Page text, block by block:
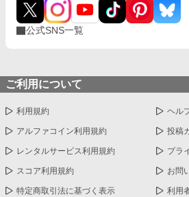
もふ魔獣（フェンリル）のルルを
年冒険者のシリウスを助けて専属
には次第に温かい笑顔の輪が広がっていく。 ​やが
してきた悪女イザベラが、偽造契
にやってくる。 しかし……今のリアナはもう、一人ぼっちで泣い
ていたあの頃の少女ではない。 ​最強の公爵パパ、頼れる銀狼の騎
士、もふもふの相棒という「最高
悪女の野望を完全粉砕！ これは、誰からも愛されなかった少女
にしながら最高の「スローライフ
ング・ファンタジー！
公式SNS一覧
ご利用について
利用規約 ヘル
アルファコイン利用規約 投稿
レンタルサービス利用規約 プラ
スコア利用規約 お問
特定商取引法に基づく表示 利用